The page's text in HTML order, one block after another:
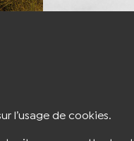
l’usage de cookies.